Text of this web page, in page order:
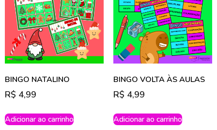
BINGO NATALINO
R$ 4,99
Adicionar ao carrinho
BINGO VOLTA ÀS AULAS
R$ 4,99
Adicionar ao carrinho